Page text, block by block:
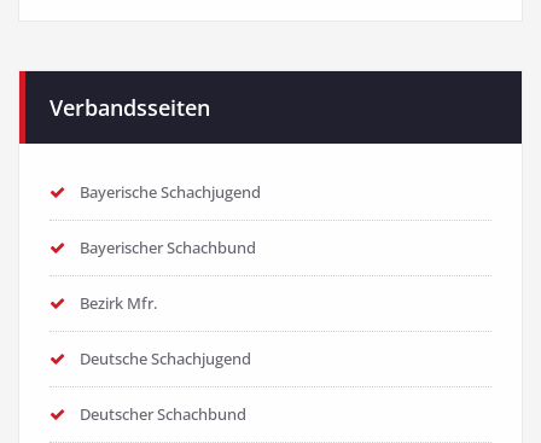
Verbandsseiten
Bayerische Schachjugend
Bayerischer Schachbund
Bezirk Mfr.
Deutsche Schachjugend
Deutscher Schachbund